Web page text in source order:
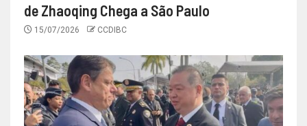
de Zhaoqing Chega a São Paulo
15/07/2026 CCDIBC